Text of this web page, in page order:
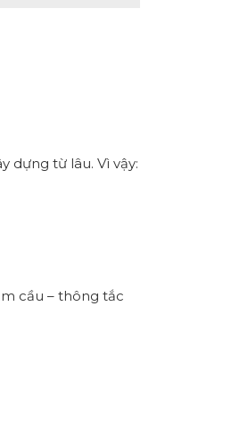
dựng từ lâu. Vì vậy:
cầu – thông tắc